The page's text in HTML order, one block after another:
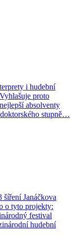
i hudební
proto
absolventy
stupně…
šíření Janáčkova
o tyto projekty:
festival
hudební